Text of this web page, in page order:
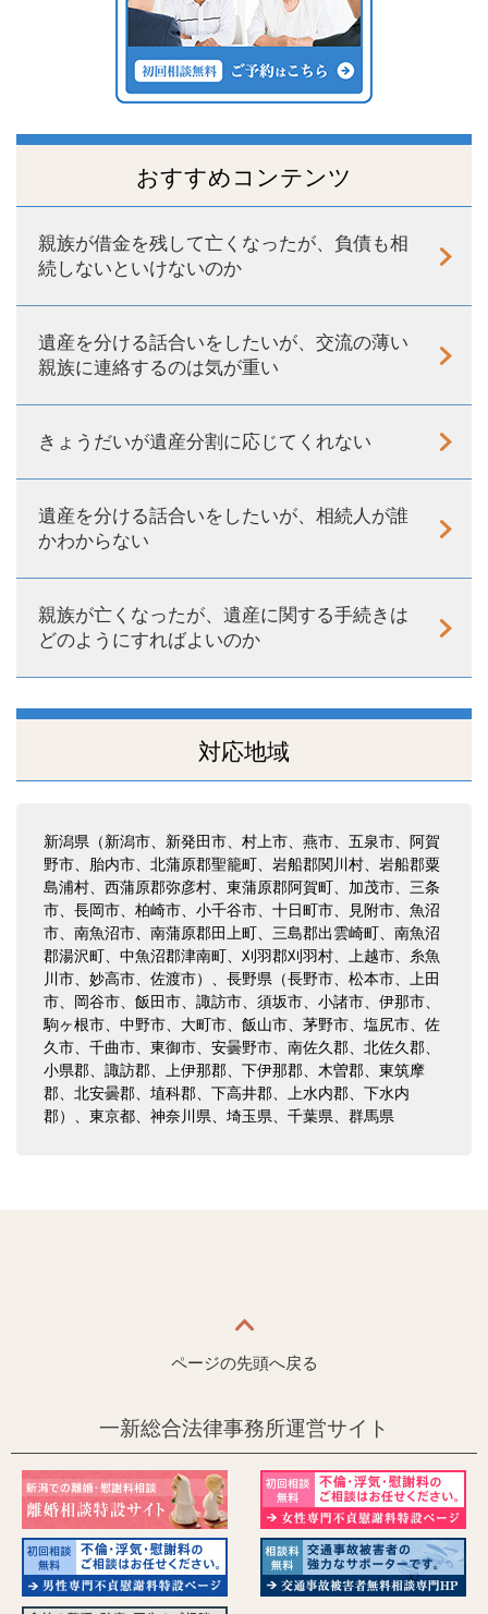
おすすめコンテンツ
親族が借金を残して亡くなったが、負債も相
続しないといけないのか
遺産を分ける話合いをしたいが、交流の薄い
親族に連絡するのは気が重い
きょうだいが遺産分割に応じてくれない
遺産を分ける話合いをしたいが、相続人が誰
かわからない
親族が亡くなったが、遺産に関する手続きは
どのようにすればよいのか
対応地域
新潟県（新潟市、新発田市、村上市、燕市、五泉市、阿賀
野市、胎内市、北蒲原郡聖籠町、岩船郡関川村、岩船郡粟
島浦村、西蒲原郡弥彦村、東蒲原郡阿賀町、加茂市、三条
市、長岡市、柏崎市、小千谷市、十日町市、見附市、魚沼
市、南魚沼市、南蒲原郡田上町、三島郡出雲崎町、南魚沼
郡湯沢町、中魚沼郡津南町、刈羽郡刈羽村、上越市、糸魚
川市、妙高市、佐渡市）、長野県（長野市、松本市、上田
市、岡谷市、飯田市、諏訪市、須坂市、小諸市、伊那市、
駒ヶ根市、中野市、大町市、飯山市、茅野市、塩尻市、佐
久市、千曲市、東御市、安曇野市、南佐久郡、北佐久郡、
小県郡、諏訪郡、上伊那郡、下伊那郡、木曽郡、東筑摩
郡、北安曇郡、埴科郡、下高井郡、上水内郡、下水内
郡）、東京都、神奈川県、埼玉県、千葉県、群馬県
ページの先頭へ戻る
一新総合法律事務所運営サイト